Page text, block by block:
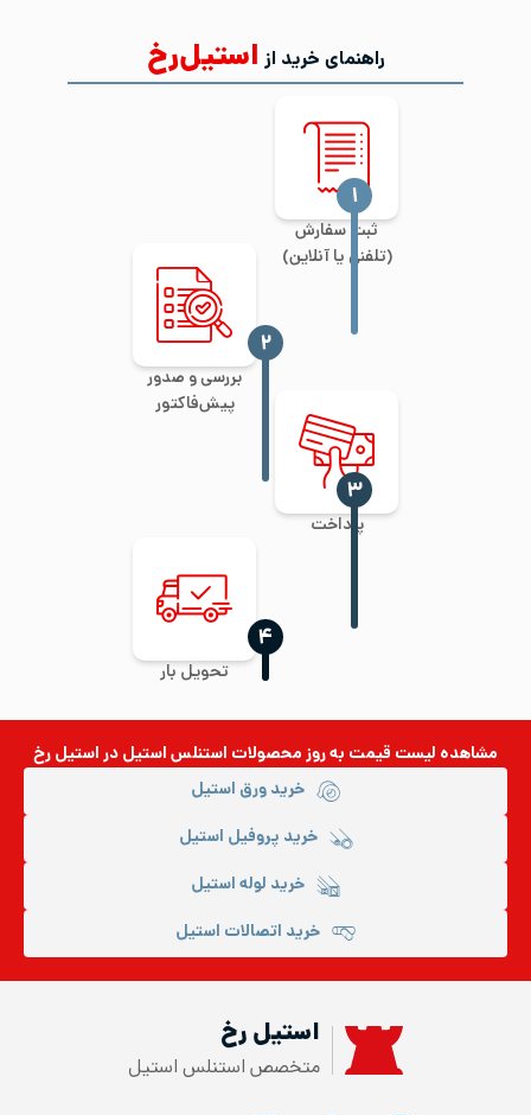
راهنمای خرید از استیل‌رخ
ثبت سفارش
(تلفنی یا آنلاین)
‍۱
بررسی و صدور
پیش‌فاکتور
‍۲
پرداخت
‍۳
تحویل بار
‍۴
مشاهده لیست قیمت به روزمحصولات استنلس استیلدر استیل رخ
خرید ورق استیل
خرید پروفیل استیل
خرید لوله استیل
خرید اتصالات استیل
استیل رخ
متخصص استنلس استیل